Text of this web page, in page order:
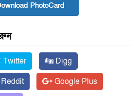
PhotoCard
Twitter
Digg
Reddit
Google Plus